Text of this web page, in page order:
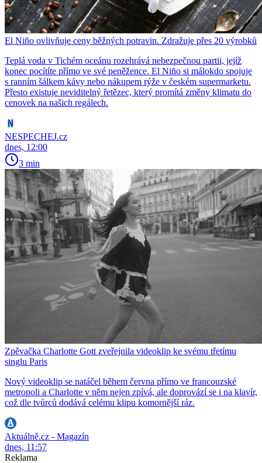
El Niño ovlivňuje ceny běžných potravin. Zdražuje přes 20 výrobků
Teplá voda v Tichém oceánu rozehrává nebezpečnou partii, jejíž
konec pocítíte přímo ve své peněžence. El Niño si málokdo spojuje
s ranním šálkem kávy nebo nákupem rýže v českém supermarketu.
Přesto existuje neviditelný řetězec, který promítá změny klimatu do
cenovek na našich regálech.
NESPECHEJ.cz
dnes, 12:00
3 min
Zpěvačka Charlotte Gott zveřejnila videoklip ke svému třetímu
singlu Paris
Nový videoklip se natáčel během června přímo ve francouzské
metropoli a Charlotte v něm nejen zpívá, ale doprovází se i na klavír,
což dle tvůrců dodává celému klipu komornější ráz.
Aktuálně.cz - Magazín
dnes, 11:57
Reklama